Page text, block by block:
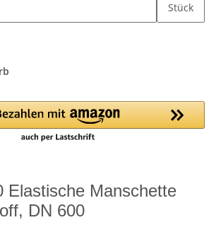
Stück
Elastische Manschette
DN 600